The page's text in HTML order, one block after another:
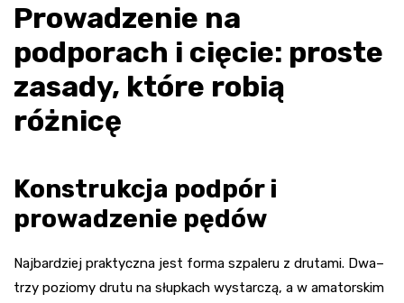
Prowadzenie na
podporach i cięcie: proste
zasady, które robią
różnicę
Konstrukcja podpór i
prowadzenie pędów
Najbardziej praktyczna jest forma szpaleru z drutami. Dwa–
trzy poziomy drutu na słupkach wystarczą, a w amatorskim